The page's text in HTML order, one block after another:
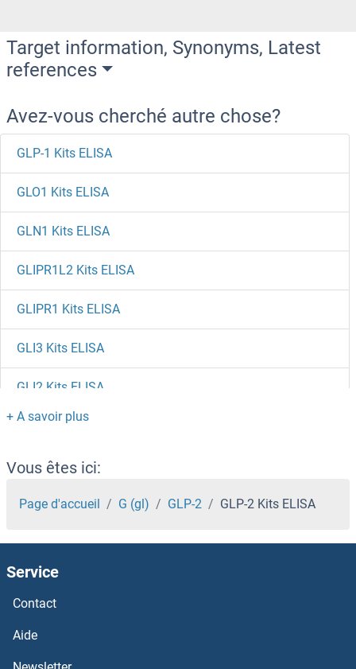
Target information, Synonyms, Latest
references
Avez-vous cherché autre chose?
GLP-1 Kits ELISA
GLO1 Kits ELISA
GLN1 Kits ELISA
GLIPR1L2 Kits ELISA
GLIPR1 Kits ELISA
GLI3 Kits ELISA
GLI2 Kits ELISA
GLI1 Kits ELISA
GLG1 Kits ELISA
GLDC Kits ELISA
GLB1 Kits ELISA
GLA Kits ELISA
GJB6 Kits ELISA
Vous êtes ici:
Page d'accueil G (gl) GLP-2 GLP-2 Kits ELISA
Service
Contact
Aide